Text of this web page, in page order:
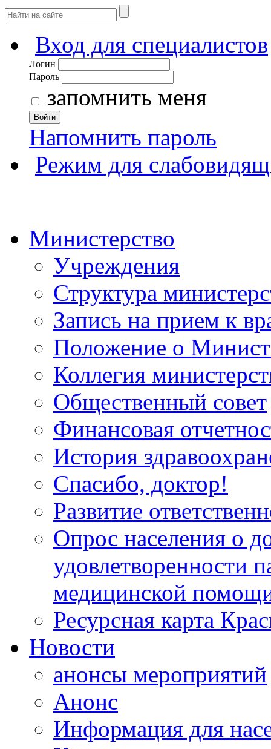
Вход для специалистов
Логин
Пароль
запомнить меня
Войти
Напомнить пароль
Режим для
Министерство
Учреждения
Структура
Запись на прием к
Положение о
Коллегия
Общественный совет
Финансовая
История
Спасибо, доктор!
Развитие
Опрос населения о
удовлетворенности
медицинской
Ресурсная карта
Новости
анонсы мероприятий
Анонс
Информация для